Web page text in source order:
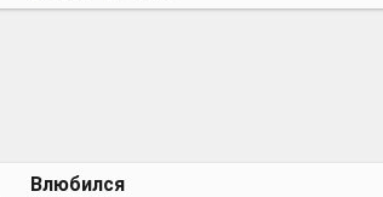
Влюбился